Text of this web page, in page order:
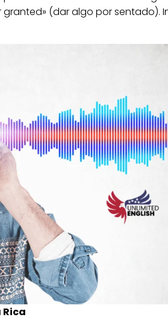
(dar algo por sentado).